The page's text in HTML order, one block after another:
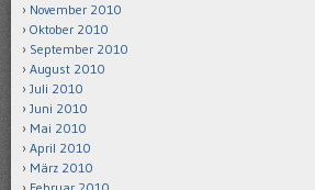
November 2010
Oktober 2010
September 2010
August 2010
Juli 2010
Juni 2010
Mai 2010
April 2010
März 2010